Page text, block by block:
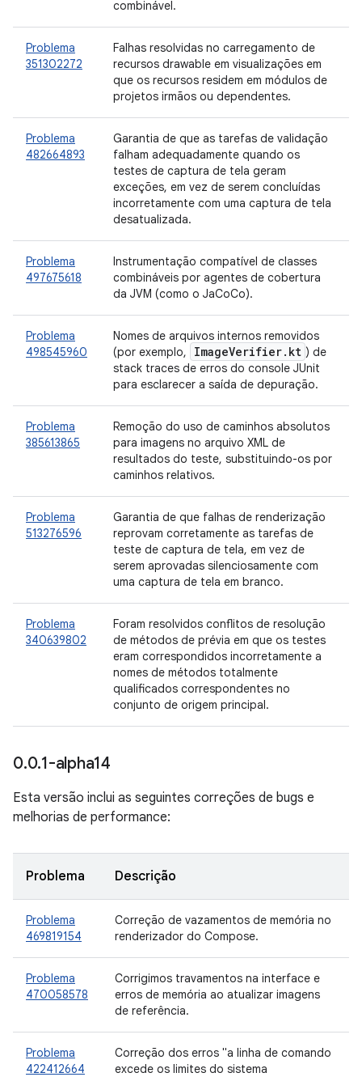
combinável.
Problema
351302272
Falhas resolvidas no carregamento de
recursos drawable em visualizações em
que os recursos residem em módulos de
projetos irmãos ou dependentes.
Problema
482664893
Garantia de que as tarefas de validação
falham adequadamente quando os
testes de captura de tela geram
exceções, em vez de serem concluídas
incorretamente com uma captura de tela
desatualizada.
Problema
497675618
Instrumentação compatível de classes
combináveis por agentes de cobertura
da JVM (como o JaCoCo).
Problema
498545960
Nomes de arquivos internos removidos
(por exemplo,
ImageVerifier. kt ) de
stack traces de erros do console JUnit
para esclarecer a saída de depuração.
Problema
385613865
Remoção do uso de caminhos absolutos
para imagens no arquivo XML de
resultados do teste, substituindo-os por
caminhos relativos.
Problema
513276596
Garantia de que falhas de renderização
reprovam corretamente as tarefas de
teste de captura de tela, em vez de
serem aprovadas silenciosamente com
uma captura de tela em branco.
Problema
340639802
Foram resolvidos conflitos de resolução
de métodos de prévia em que os testes
eram correspondidos incorretamente a
nomes de métodos totalmente
qualificados correspondentes no
conjunto de origem principal.
0.0.1-alpha14
Esta versão inclui as seguintes correções de bugs e
melhorias de performance:
Problema Descrição
Problema
469819154
Correção de vazamentos de memória no
renderizador do Compose.
Problema
470058578
Corrigimos travamentos na interface e
erros de memória ao atualizar imagens
de referência.
Problema
422412664
Correção dos erros "a linha de comando
excede os limites do sistema